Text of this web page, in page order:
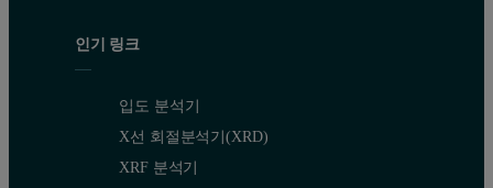
인기 링크
입도 분석기
X선 회절분석기(XRD)
XRF 분석기